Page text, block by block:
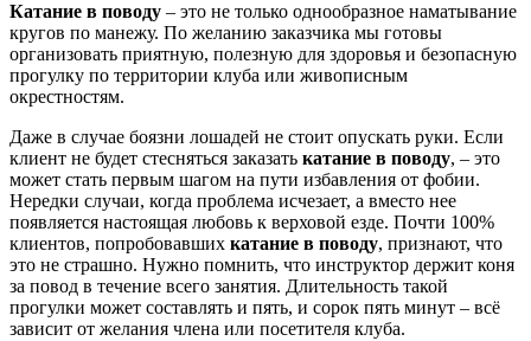
Катание в поводу – это не только однообразное наматывание
кругов по манежу. По желанию заказчика мы готовы
организовать приятную, полезную для здоровья и безопасную
прогулку по территории клуба или живописным
окрестностям.
Даже в случае боязни лошадей не стоит опускать руки. Если
клиент не будет стесняться заказать катание в поводу, – это
может стать первым шагом на пути избавления от фобии.
Нередки случаи, когда проблема исчезает, а вместо нее
появляется настоящая любовь к верховой езде. Почти 100%
клиентов, попробовавших катание в поводу, признают, что
это не страшно. Нужно помнить, что инструктор держит коня
за повод в течение всего занятия. Длительность такой
прогулки может составлять и пять, и сорок пять минут – всё
зависит от желания члена или посетителя клуба.